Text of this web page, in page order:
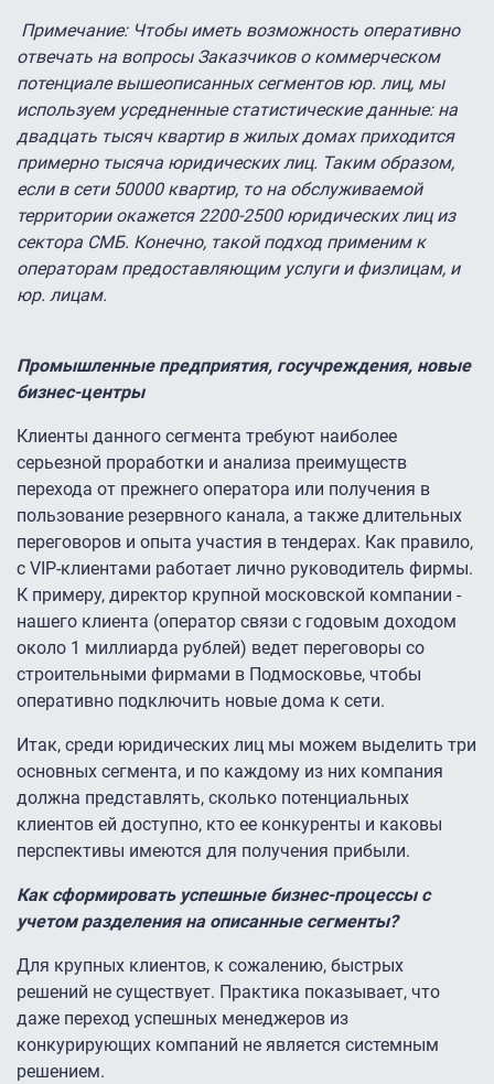
Примечание: Чтобы иметь возможность оперативно
отвечать на вопросы Заказчиков о коммерческом
потенциале вышеописанных сегментов юр. лиц, мы
используем усредненные статистические данные: на
двадцать тысяч квартир в жилых домах приходится
примерно тысяча юридических лиц. Таким образом,
если в сети 50000 квартир, то на обслуживаемой
территории окажется 2200-2500 юридических лиц из
сектора СМБ. Конечно, такой подход применим к
операторам предоставляющим услуги и физлицам, и
юр. лицам.
Промышленные предприятия, госучреждения, новые
бизнес-центры
Клиенты данного сегмента требуют наиболее
серьезной проработки и анализа преимуществ
перехода от прежнего оператора или получения в
пользование резервного канала, а также длительных
переговоров и опыта участия в тендерах. Как правило,
с VIP-клиентами работает лично руководитель фирмы.
К примеру, директор крупной московской компании -
нашего клиента (оператор связи с годовым доходом
около 1 миллиарда рублей) ведет переговоры со
строительными фирмами в Подмосковье, чтобы
оперативно подключить новые дома к сети.
Итак, среди юридических лиц мы можем выделить три
основных сегмента, и по каждому из них компания
должна представлять, сколько потенциальных
клиентов ей доступно, кто ее конкуренты и каковы
перспективы имеются для получения прибыли.
Как сформировать успешные бизнес-процессы с
учетом разделения на описанные сегменты?
Для крупных клиентов, к сожалению, быстрых
решений не существует. Практика показывает, что
даже переход успешных менеджеров из
конкурирующих компаний не является системным
решением.